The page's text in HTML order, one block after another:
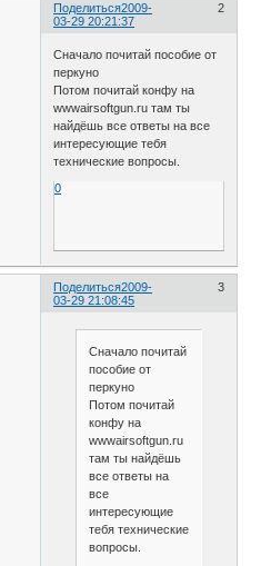
Поделиться 2
2009-
03-29 20:21:37
Сначало почитай пособие от
перкуно
Потом почитай конфу на
wwwairsoftgun.ru там ты
найдёшь все ответы на все
интересующие тебя
технические вопросы.
0
Поделиться 3
2009-
03-29 21:08:45
Сначало почитай
пособие от
перкуно
Потом почитай
конфу на
wwwairsoftgun.ru
там ты найдёшь
все ответы на
все
интересующие
тебя технические
вопросы.